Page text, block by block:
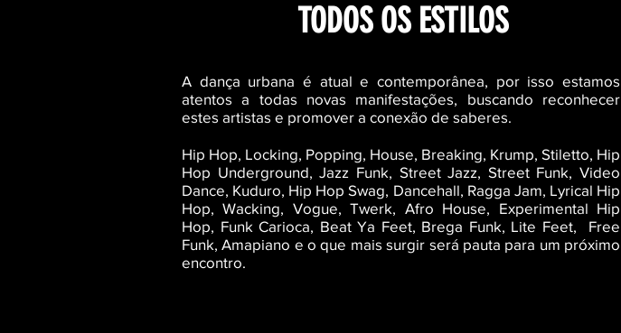
A dança urbana é atual e contemporânea, por isso estamos
atentos a todas novas manifestações, buscando reconhecer
estes artistas e promover a conexão de saberes.
Hip Hop, Locking, Popping, House, Breaking, Krump, Stiletto, Hip
Hop Underground, Jazz Funk, Street Jazz, Street Funk, Video
Dance, Kuduro, Hip Hop Swag, Dancehall, Ragga Jam, Lyrical Hip
Hop, Wacking, Vogue, Twerk, Afro House, Experimental Hip
Hop, Funk Carioca, Beat Ya Feet, Brega Funk, Lite Feet, Free
Funk, Amapiano e o que mais surgir será pauta para um próximo
encontro.
TODOS OS ESTILOS